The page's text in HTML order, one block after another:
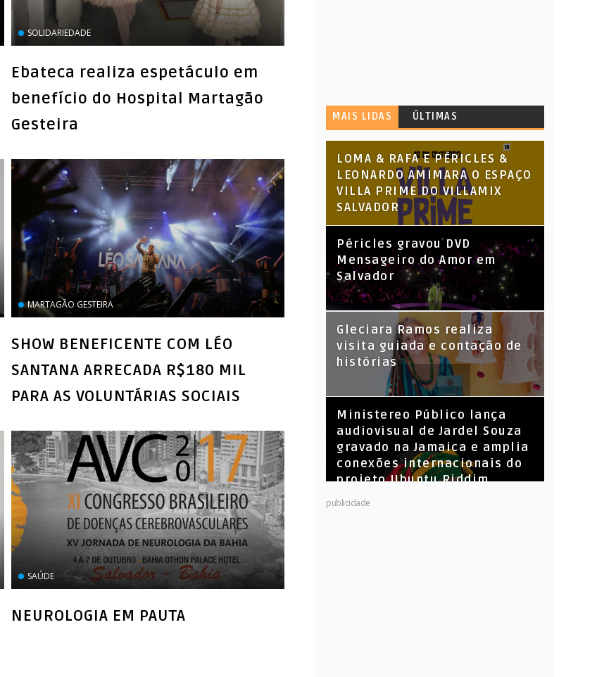
SOLIDARIEDADE
Ebateca realiza espetáculo em
benefício do Hospital Martagão
Gesteira
MARTAGÃO GESTEIRA
SHOW BENEFICENTE COM LÉO
SANTANA ARRECADA R$180 MIL
PARA AS VOLUNTÁRIAS SOCIAIS
SAÚDE
NEUROLOGIA EM PAUTA
MAIS LIDAS ÚLTIMAS
LOMA & RAFA E PÉRICLES &
LEONARDO AMIMARA O ESPAÇO
VILLA PRIME DO VILLAMIX
SALVADOR
Péricles gravou DVD
Mensageiro do Amor em
Salvador
KL Jay (Racionais MC’s), DJ
Raíz e DJ Leandro Vitrola na
BIGSHAKE 14
Gleciara Ramos realiza
visita guiada e contação de
histórias
​Ministereo Público lança
audiovisual de Jardel Souza
gravado na Jamaica e amplia
conexões internacionais do
projeto Ubuntu Riddim
publicidade